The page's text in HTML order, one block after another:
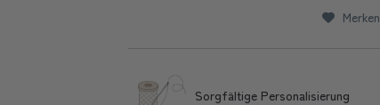
Merken
Sorgfältige Personalisierung